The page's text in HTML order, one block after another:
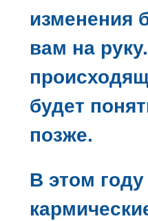
изменения
вам на
будет
позже.
В этом